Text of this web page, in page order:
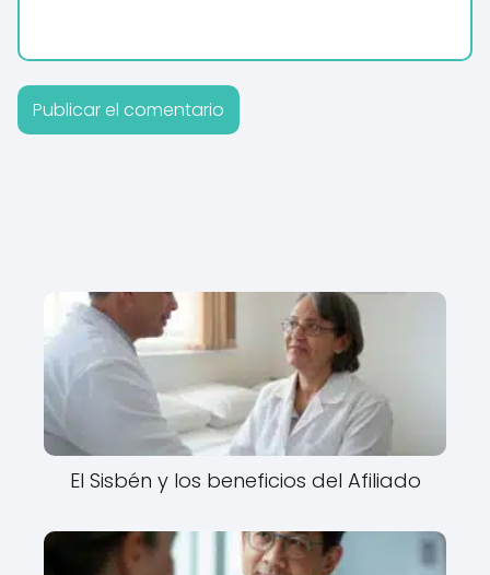
El Sisbén y los beneficios del Afiliado